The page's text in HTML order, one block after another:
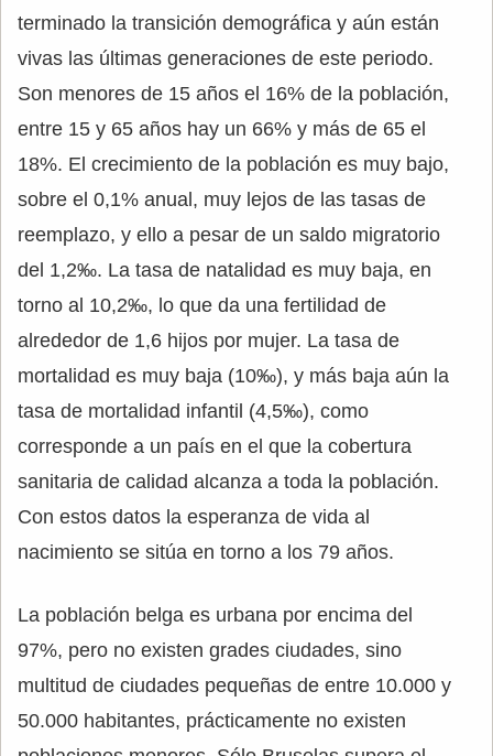
terminado la transición demográfica y aún están
vivas las últimas generaciones de este periodo.
Son menores de 15 años el 16% de la población,
entre 15 y 65 años hay un 66% y más de 65 el
18%. El crecimiento de la población es muy bajo,
sobre el 0,1% anual, muy lejos de las tasas de
reemplazo, y ello a pesar de un saldo migratorio
del 1,2‰. La tasa de natalidad es muy baja, en
torno al 10,2‰, lo que da una fertilidad de
alrededor de 1,6 hijos por mujer. La tasa de
mortalidad es muy baja (10‰), y más baja aún la
tasa de mortalidad infantil (4,5‰), como
corresponde a un país en el que la cobertura
sanitaria de calidad alcanza a toda la población.
Con estos datos la esperanza de vida al
nacimiento se sitúa en torno a los 79 años.
La población belga es urbana por encima del
97%, pero no existen grades ciudades, sino
multitud de ciudades pequeñas de entre 10.000 y
50.000 habitantes, prácticamente no existen